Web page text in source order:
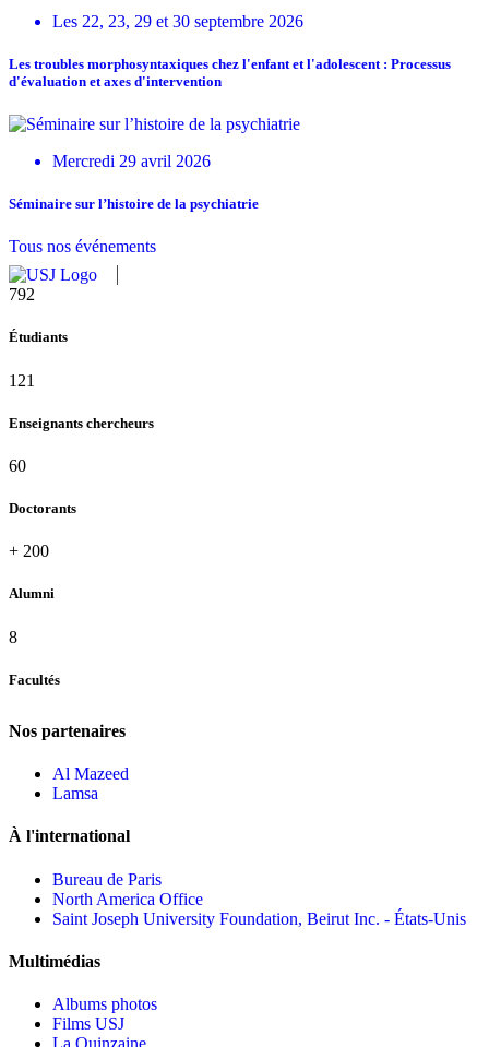
Les 22, 23, 29 et 30 septembre 2026
Les troubles morphosyntaxiques chez l'enfant et l'adolescent : Processus
d'évaluation et axes d'intervention
Mercredi 29 avril 2026
Séminaire sur l’histoire de la psychiatrie
Tous nos événements
864
Étudiants
121
Enseignants chercheurs
60
Doctorants
+ 200
Alumni
8
Facultés
Nos partenaires
Al Mazeed
Lamsa
À l'international
Bureau de Paris
North America Office
Saint Joseph University Foundation, Beirut Inc. - États-Unis
Multimédias
Albums photos
Films USJ
La Quinzaine